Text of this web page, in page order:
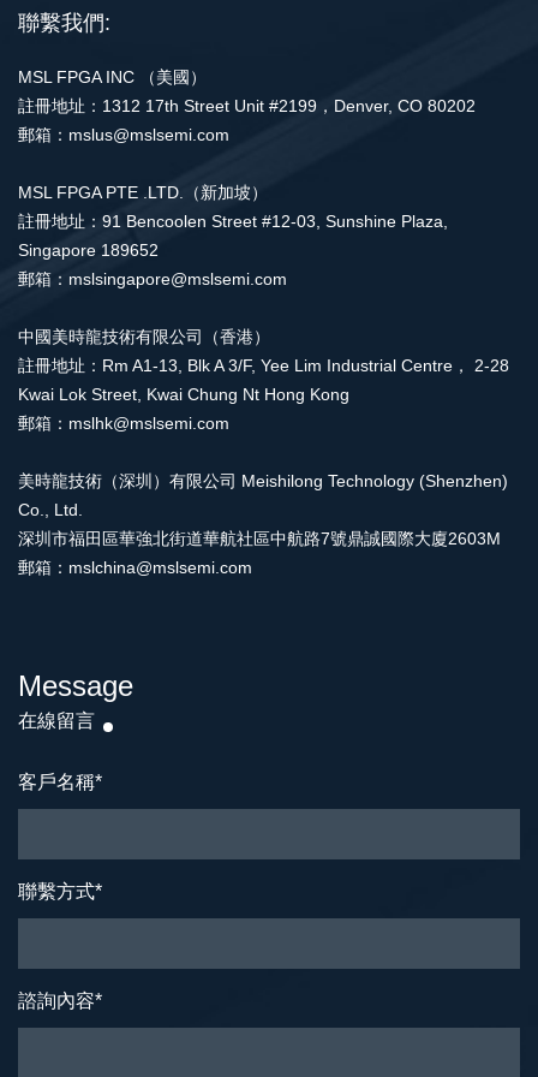
聯繫我們:
MSL FPGA INC （美國）
註冊地址：1312 17th Street Unit #2199，Denver, CO 80202
郵箱：mslus@mslsemi.com
MSL FPGA PTE .LTD.（新加坡）
註冊地址：91 Bencoolen Street #12-03, Sunshine Plaza,
Singapore 189652
郵箱：mslsingapore@mslsemi.com
中國美時龍技術有限公司（香港）
註冊地址：Rm A1-13, Blk A 3/F, Yee Lim Industrial Centre， 2-28
Kwai Lok Street, Kwai Chung Nt Hong Kong
郵箱：mslhk@mslsemi.com
美時龍技術（深圳）有限公司 Meishilong Technology (Shenzhen)
Co., Ltd.
深圳市福田區華強北街道華航社區中航路7號鼎誠國際大廈2603M
郵箱：mslchina@mslsemi.com
Message
在線留言
客戶名稱*
聯繫方式*
諮詢內容*